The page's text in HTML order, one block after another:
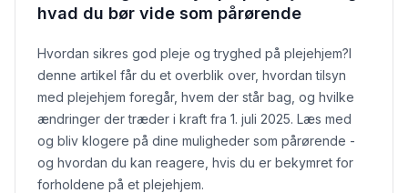
hvad du bør vide som pårørende
Hvordan sikres god pleje og tryghed på plejehjem?I
denne artikel får du et overblik over, hvordan tilsyn
med plejehjem foregår, hvem der står bag, og hvilke
ændringer der træder i kraft fra 1. juli 2025. Læs med
og bliv klogere på dine muligheder som pårørende -
og hvordan du kan reagere, hvis du er bekymret for
forholdene på et plejehjem.